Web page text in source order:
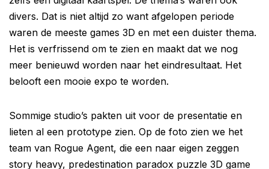
divers. Dat is niet altijd zo want afgelopen periode
waren de meeste games 3D en met een duister thema.
Het is verfrissend om te zien en maakt dat we nog
meer benieuwd worden naar het eindresultaat. Het
belooft een mooie expo te worden.
Sommige studio’s pakten uit voor de presentatie en
lieten al een prototype zien. Op de foto zien we het
team van Rogue Agent, die een naar eigen zeggen
story heavy, predestination paradox puzzle 3D game